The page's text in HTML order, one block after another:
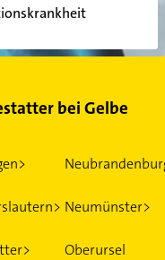
bei Gelbe
Neumünster>
Oberursel